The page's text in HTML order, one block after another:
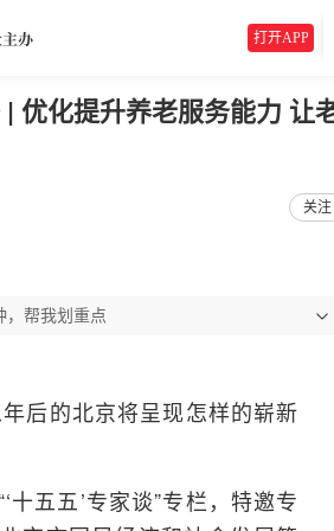
打开APP
优化提升养老服务能力 让
关注
，帮我划重点
后的北京将呈现怎样的崭新
十五五’专家谈”专栏，特邀专